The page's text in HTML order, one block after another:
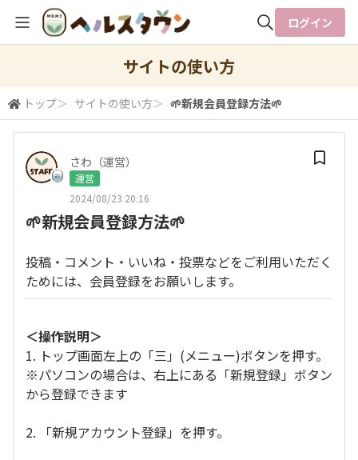
検索
ログイン
サイトの使い方
トップ＞ サイトの使い方＞ 🌱新規会員登録方法🌱
さわ（運営）
運営
2024/08/23 20:16
🌱新規会員登録方法🌱
投稿・コメント・いいね・投票などをご利用いただく
ためには、会員登録をお願いします。
＜操作説明＞
1. トップ画面左上の「三」(メニュー)ボタンを押す。
※パソコンの場合は、右上にある「新規登録」ボタン
から登録できます
2. 「新規アカウント登録」を押す。